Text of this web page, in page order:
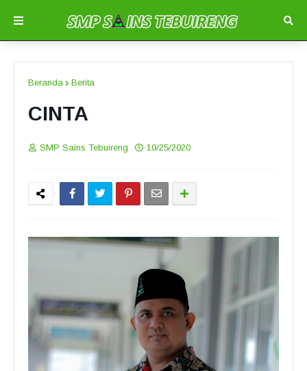
Beranda Berita
CINTA
SMP Sains Tebuireng 10/25/2020